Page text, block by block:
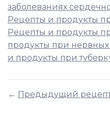
заболеваниях
Рецепты и продукты
Рецепты и продукты
продукты при нервных
и продукты при
← Предыдущий